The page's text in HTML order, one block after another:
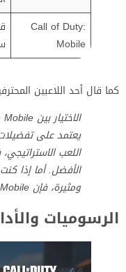
Call of Duty:
Mobile
كما قال أحد اللاعبين
يعتمد على
الأفضل. أما إذا
ومثيرة، فإن Call of Duty: Mobile هي الأفضل.
الرسوميات